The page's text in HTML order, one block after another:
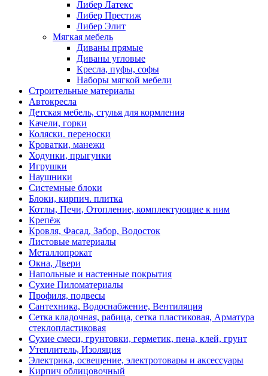
Либер Латекс
Либер Престиж
Либер Элит
Мягкая мебель
Диваны прямые
Диваны угловые
Кресла, пуфы, софы
Наборы мягкой мебели
Строительные материалы
Автокресла
Детская мебель, стулья для кормления
Качели, горки
Коляски. переноски
Кроватки, манежи
Ходунки, прыгунки
Игрушки
Наушники
Системные блоки
Блоки, кирпич. плитка
Котлы, Печи, Отопление, комплектующие к ним
Крепёж
Кровля, Фасад, Забор, Водосток
Листовые материалы
Металлопрокат
Окна, Двери
Напольные и настенные покрытия
Сухие Пиломатериалы
Профиля, подвесы
Сантехника, Водоснабжение, Вентиляция
Сетка кладочная, рабица, сетка пластиковая, Арматура
стеклопластиковая
Сухие смеси, грунтовки, герметик, пена, клей, грунт
Утеплитель, Изоляция
Электрика, освещение, электротовары и аксессуары
Кирпич облицовочный